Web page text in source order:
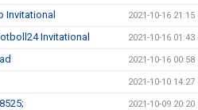
Invitational 2021-10-16 21:15
Invitational 2021-10-16 01:43
2021-10-16 00:58
2021-10-10 14:27
2021-10-09 20:20